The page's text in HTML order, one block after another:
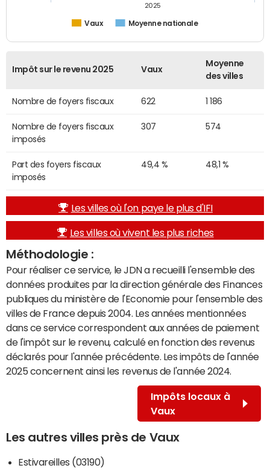
Vaux Moyenne nationale
2025
Impôt sur le revenu 2025 Vaux
Moyenne
des villes
Nombre de foyers fiscaux 622 1 186
Nombre de foyers fiscaux
imposés
307 574
Part des foyers fiscaux
imposés
49,4 % 48,1 %
Les villes où l'on paye le plus d'IFI
Les villes où vivent les plus riches
Méthodologie :
Pour réaliser ce service, le JDN a recueilli l'ensemble des
données produites par la direction générale des Finances
publiques du ministère de l'Economie pour l'ensemble des
villes de France depuis 2004. Les années mentionnées
dans ce service correspondent aux années de paiement
de l'impôt sur le revenu, calculé en fonction des revenus
déclarés pour l'année précédente. Les impôts de l'année
2025 concernent ainsi les revenus de l'année 2024.
Impôts locaux à
Vaux
Les autres villes près de Vaux
Estivareilles (03190)